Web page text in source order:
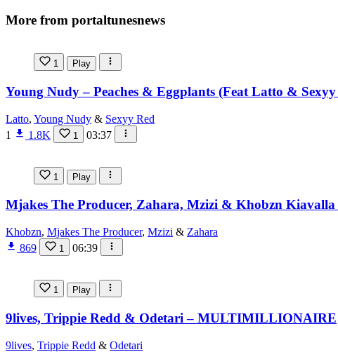
More from portaltunesnews
1 Play
Young Nudy – Peaches & Eggplants (Feat Latto & Sexyy
Latto, Young Nudy & Sexyy Red
1
1.8K 1 03:37
1 Play
Mjakes The Producer, Zahara, Mzizi & Khobzn Kiavalla
Khobzn, Mjakes The Producer, Mzizi & Zahara
869
1 06:39
1 Play
9lives, Trippie Redd & Odetari – MULTIMILLIONAIRE
9lives, Trippie Redd & Odetari